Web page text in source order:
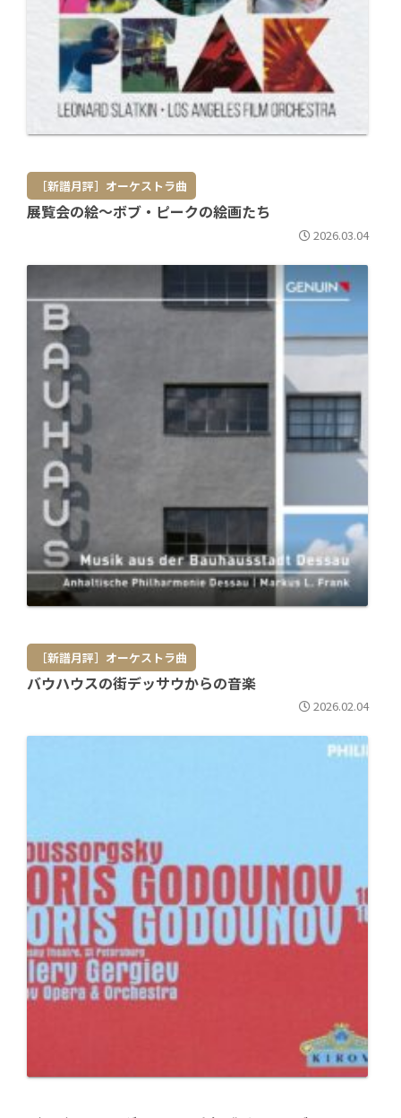
［新譜月評］オーケストラ曲
展覧会の絵～ボブ・ピークの絵画たち
2026.03.04
［新譜月評］オーケストラ曲
バウハウスの街デッサウからの音楽
2026.02.04